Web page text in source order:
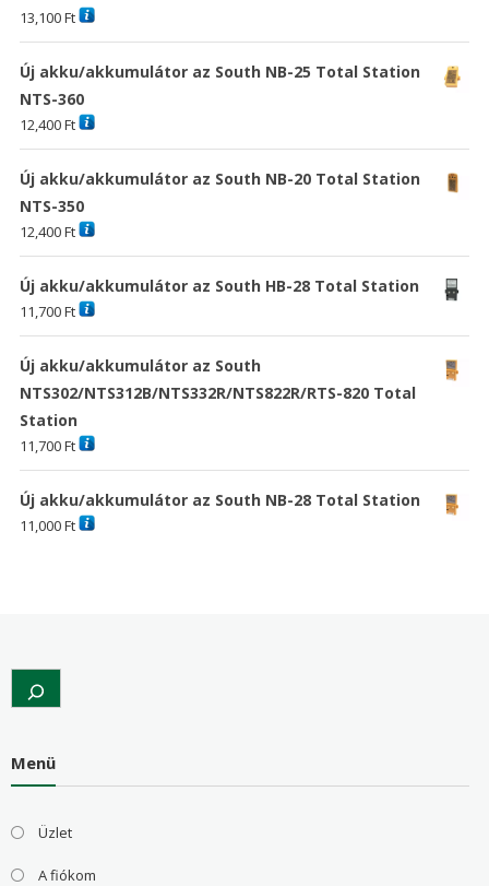
13,100Ft
Új akku/akkumulátor az South NB-25 Total Station
NTS-360
12,400Ft
Új akku/akkumulátor az South NB-20 Total Station
NTS-350
12,400Ft
Új akku/akkumulátor az South HB-28 Total Station
11,700Ft
Új akku/akkumulátor az South
NTS302/NTS312B/NTS332R/NTS822R/RTS-820 Total
Station
11,700Ft
Új akku/akkumulátor az South NB-28 Total Station
11,000Ft
Search
Menü
Üzlet
A fiókom